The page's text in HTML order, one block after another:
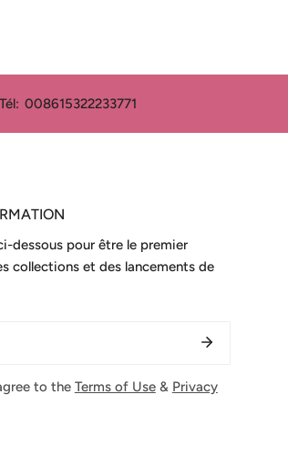
Tél: 008615322233771
dessous pour être le premier
collections et des lancements de
to the Terms of Use& Privacy